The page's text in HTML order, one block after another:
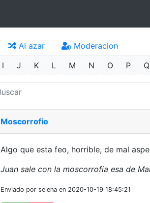
Al azar
Moderacion
I J K L M N O P Q
Moscorrofio
Algo que esta feo, horrible, de mal
Juan sale con la moscorrofia esa de
Enviado por selena en 2020-10-19 18:45:21